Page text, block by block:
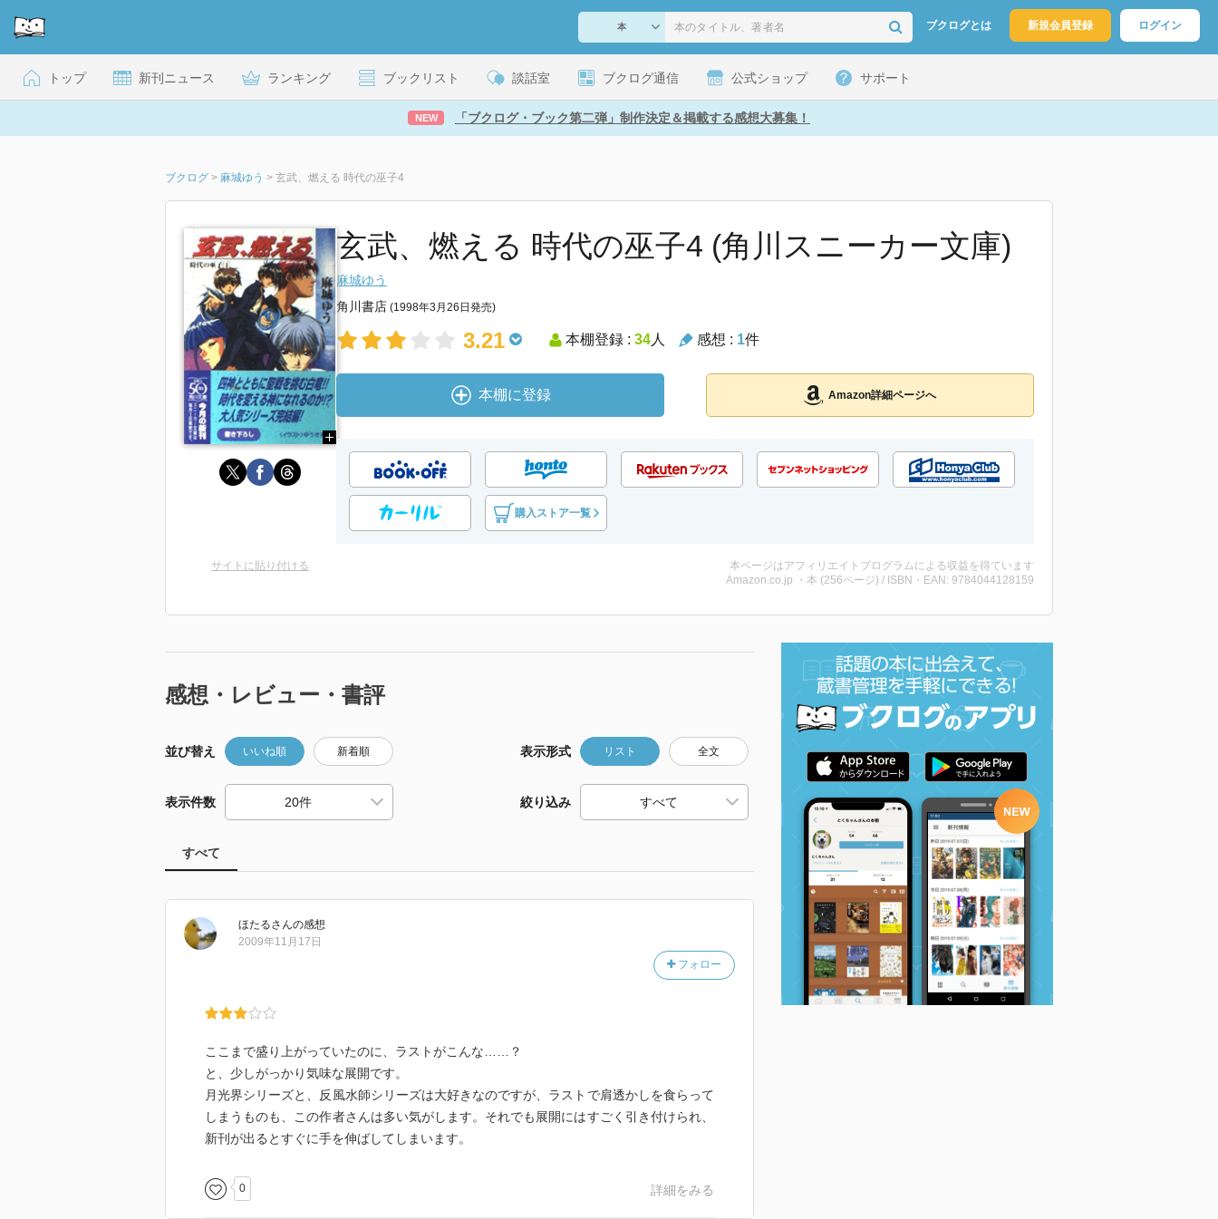
ブクログとは 新規会員登録 ログイン
トップ 新刊ニュース ランキング ブックリスト 談話室 ブクログ通信 公式ショップ サポート
NEW 「ブクログ・ブック第二弾」制作決定＆掲載する感想大募集！
ブクログ > 麻城ゆう > 玄武、燃える 時代の巫子4
玄武、燃える 時代の巫子4 (角川スニーカー文庫)
麻城ゆう
角川書店 (1998年3月26日発売)
3.21 本棚登録 : 34人 感想 : 1件
本棚に登録 Amazon詳細ページへ
購入ストア一覧
サイトに貼り付ける
本ページはアフィリエイトプログラムによる収益を得ています
Amazon.co.jp ・本 (256ページ) / ISBN・EAN: 9784044128159
感想・レビュー・書評
並び替え いいね順 新着順 表示形式 リスト 全文
表示件数 絞り込み
すべて
ほたるさんの感想
フォロー
2009年11月17日
ここまで盛り上がっていたのに、ラストがこんな……？
と、少しがっかり気味な展開です。
月光界シリーズと、反風水師シリーズは大好きなのですが、ラストで肩透かしを食らって
しまうものも、この作者さんは多い気がします。それでも展開にはすごく引き付けられ、
新刊が出るとすぐに手を伸ばしてしまいます。
0 詳細をみる